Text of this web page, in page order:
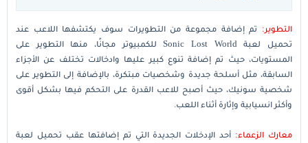
التطوير: تم إضافة مجموعة من التطويرات سوف يكتشفها اللاعب عند
تحميل لعبة Sonic Lost World للكمبيوتر مجانًا، منها التطوير على
المستويات، حيث تم إضافة تنوع كبير عليها وادخالات تختلف عن الأجزاء
السابقة، مثل أسلحة جديدة وشخصيات مبتكرة، بالإضافة إلى التطوير على
شخصية سونيك، حيث أصبح للاعب القدرة على التحكم فيها بشكل أقوى
وأكثر انسيابية وإثارة أثناء اللعب.
معارك الزعماء: أحد الإدخلات الجديدة التي تم إضافتها عقب تحميل لعبة